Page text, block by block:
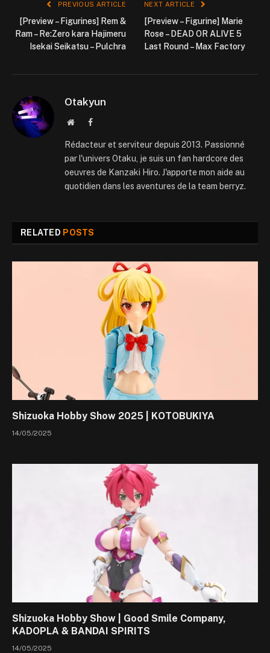
PREVIOUS ARTICLE
[Preview – Figurines] Rem &
Ram – Re:Zero kara Hajimeru
Isekai Seikatsu – Pulchra
NEXT ARTICLE
[Preview – Figurine] Marie
Rose – DEAD OR ALIVE 5
Last Round – Max Factory
Otakyun
WebsiteFacebook
Rédacteur et serviteur depuis 2013. Passionné
par l'univers Otaku, je suis un fan hardcore des
oeuvres de Kanzaki Hiro. J'apporte mon aide au
quotidien dans les aventures de la team berryz.
RELATED POSTS
Shizuoka Hobby Show 2025 | KOTOBUKIYA
14/05/2025
Shizuoka Hobby Show | Good Smile Company,
KADOPLA & BANDAI SPIRITS
14/05/2025